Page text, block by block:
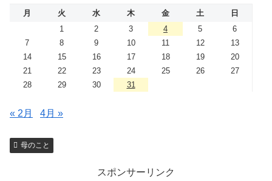
月 火 水 木 金 土
日
1
2 3 4 5
6
7
8 9 10 11 12
13
14
15 16 17 18 19
20
21
22 23 24 25 26
27
28
29 30 31
« 2月 4月 »
母のこと
スポンサーリンク